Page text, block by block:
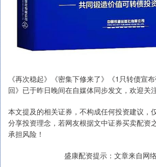
《再次稳起》《密集下修来了》《1只转债宣
回》已于昨日晚间在自媒体同步发文，欢迎关
本文提及的相关证券，不构成任何投资建议，
分享投资理念，若网友根据文中证券买卖配资
承担风险！
盛康配资提示：文章来自网